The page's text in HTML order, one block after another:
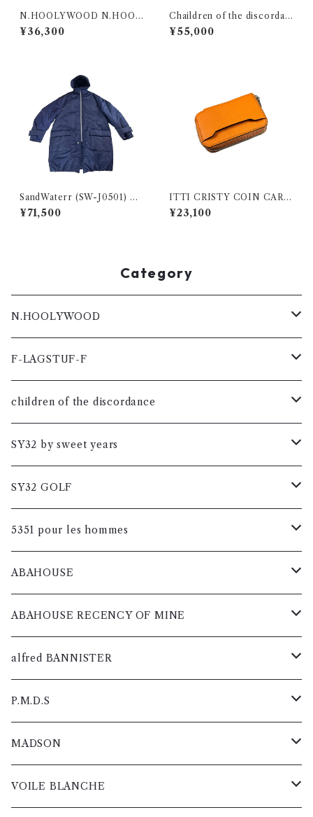
N.HOOLYWOOD N.HOOL
YWOOD COMPILE SHOE
S SNEAKERS 2251-SE01 C
¥36,300
Chaildren of the discordan
ce (DISNYPT-001) ×NAOT
O YOSHIDA DENIM PATC
¥55,000
SandWaterr (SW-J0501) RE
SEARCHED PADDED COA
T - NYLON SATIN NAVY
¥71,500
ITTI CRISTY COIN CARD
WLT / DIPLO FJORD ITTI
-WLT-012-D
¥23,100
Category
N.HOOLYWOOD
コート
メンズ
レディス
シャツ
メンズ
レディス
カットソー
メンズ
レディス
ブルゾン
メンズ
レディス
ニット
メンズ
レディス
パンツ
メンズ
レディス
グッズ
スニーカー
ブーツ
ジャケット
メンズ
レディス
レザー
メンズ
レディス
F-LAGSTUF-F
コート
メンズ
レディス
カットソー
メンズ
レディス
シャツ
メンズ
レディス
ブルゾン
メンズ
レディス
ニット
メンズ
レディス
パンツ
メンズ
レディス
グッズ
スニーカー
ブーツ
ジャケット
メンズ
レディス
レザー
メンズ
children of the discordance
コート
メンズ
レディス
カットソー
メンズ
レディス
シャツ
メンズ
レディス
ブルゾン
メンズ
レディス
ニット
メンズ
レディス
パンツ
メンズ
レディス
グッズ
スニーカー
ブーツ
ジャケット
メンズ
レザー
SY32 by sweet years
コート
メンズ
レディス
カットソー
メンズ
レディス
シャツ
メンズ
レディス
ブルゾン
メンズ
レディス
ニット
メンズ
レディス
パンツ
メンズ
レディス
グッズ
スニーカー
ジャケット
SY32 GOLF
コート
メンズ
レディス
カットソー
メンズ
レディス
シャツ
メンズ
レディス
ブルゾン
メンズ
レディス
ニット
メンズ
レディス
パンツ
メンズ
グッズ
5351 pour les hommes
コート
メンズ
レディス
カットソー
メンズ
レディス
シャツ
メンズ
レディス
ブルゾン
メンズ
レディス
ニット
メンズ
パンツ
ABAHOUSE
コート
メンズ
レディス
カットソー
メンズ
レディス
シャツ
メンズ
レディス
ブルゾン
メンズ
ニット
ABAHOUSE RECENCY OF MINE
コート
メンズ
レディス
カットソー
メンズ
レディス
シャツ
メンズ
ブルゾン
alfred BANNISTER
スニーカー
メンズ
レディス
ブーツ
メンズ
短靴
P.M.D.S
コート
メンズ
カットソー
MADSON
コート
VOILE BLANCHE